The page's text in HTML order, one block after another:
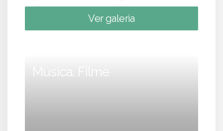
Ver galeria
Música, Filme